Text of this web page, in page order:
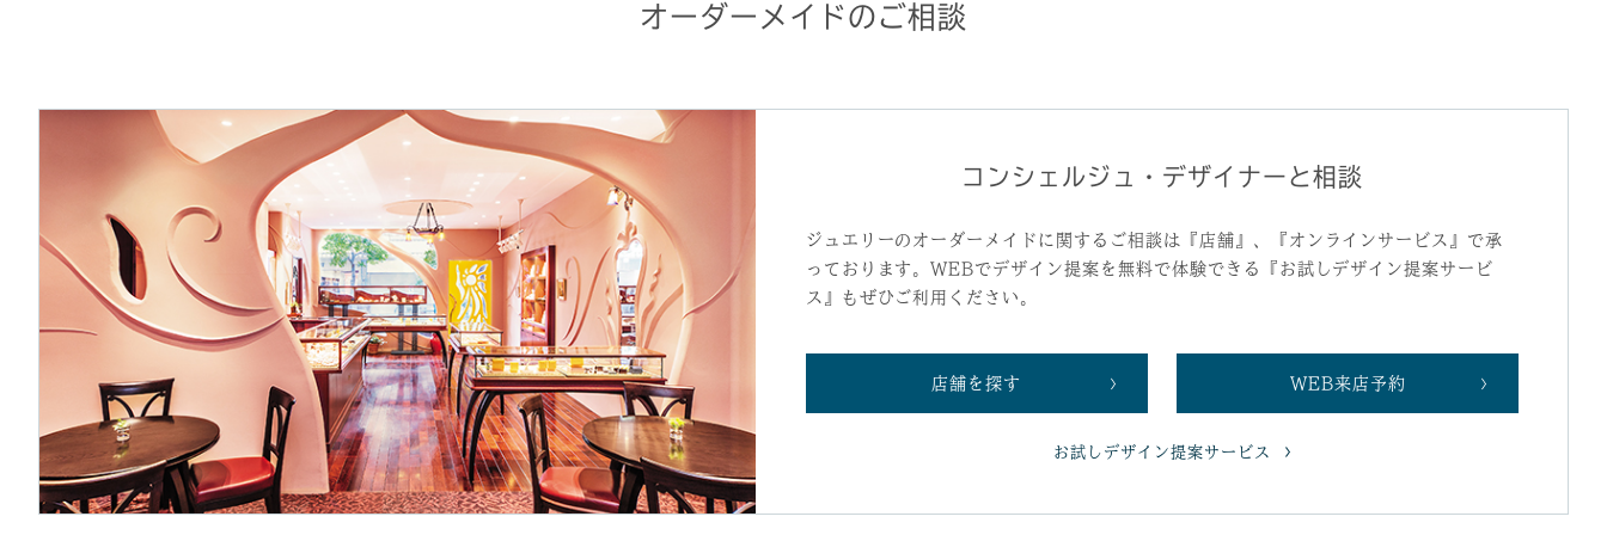
オーダーメイドのご相談
コンシェルジュ・デザイナーと相談
ジュエリーのオーダーメイドに関するご相談は『店舗』、『オンラインサービス』で承
っております。WEBでデザイン提案を無料で体験できる『お試しデザイン提案サービ
ス』もぜひご利用ください。
店舗を探す WEB来店予約
お試しデザイン提案サービス